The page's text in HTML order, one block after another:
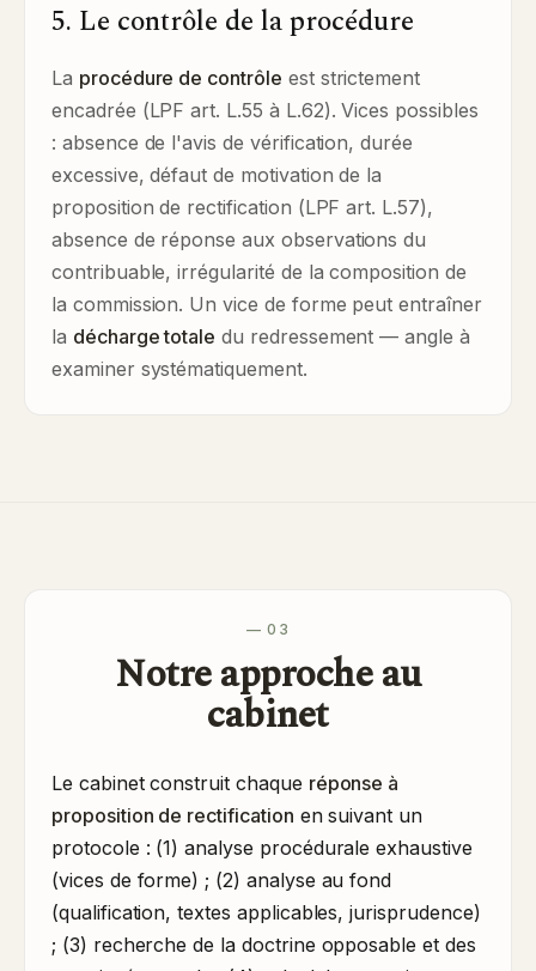
5. Le contrôle de la procédure
La procédure de contrôle est strictement
encadrée (LPF art. L.55 à L.62). Vices possibles
: absence de l'avis de vérification, durée
excessive, défaut de motivation de la
proposition de rectification (LPF art. L.57),
absence de réponse aux observations du
contribuable, irrégularité de la composition de
la commission. Un vice de forme peut entraîner
la décharge totale du redressement — angle à
examiner systématiquement.
— 03
Notre approche au
cabinet
Le cabinet construit chaque réponse à
proposition de rectification en suivant un
protocole : (1) analyse procédurale exhaustive
(vices de forme) ; (2) analyse au fond
(qualification, textes applicables, jurisprudence)
; (3) recherche de la doctrine opposable et des